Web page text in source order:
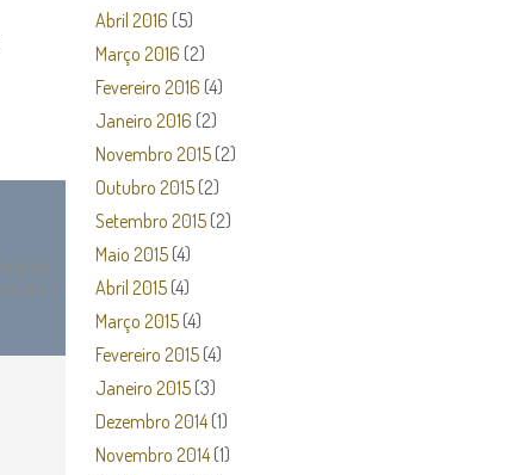
Abril 2016 (5)
Março 2016 (2)
Fevereiro 2016 (4)
Janeiro 2016 (2)
Novembro 2015 (2)
Outubro 2015 (2)
Setembro 2015 (2)
Maio 2015 (4)
Abril 2015 (4)
Março 2015 (4)
Fevereiro 2015 (4)
Janeiro 2015 (3)
Dezembro 2014(1)
Novembro 2014(1)